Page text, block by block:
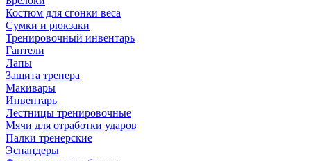
Костюм для сгонки веса
Сумки и рюкзаки
Тренировочный инвентарь
Гантели
Лапы
Защита тренера
Макивары
Инвентарь
Лестницы тренировочные
Мячи для отработки ударов
Палки тренерские
Эспандеры